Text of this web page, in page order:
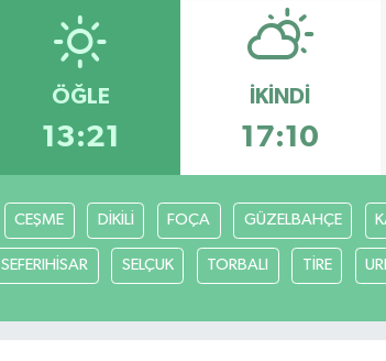
ÖĞLE
13:21
İKINDI
17:10
CEŞME DİKİLİ FOÇA GÜZELBAHÇE
SEFERIHİSAR SELÇUK TORBALI TİRE